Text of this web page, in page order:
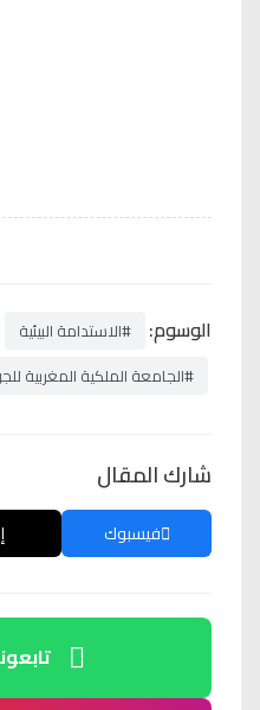
الوسوم:
#الاستدامة البيئية
#الجامعة الملكية المغربية
شارك المقال
فيسبوك